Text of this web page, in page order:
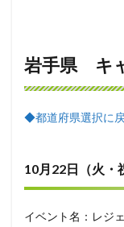
岩手県 キ
◆都道府県選択に
10月22日（火・
イベント名：レジ